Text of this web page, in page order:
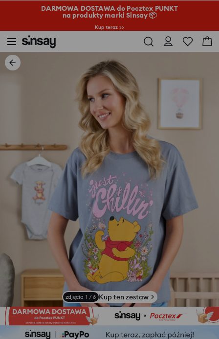
DARMOWA DOSTAWA do Pocztex PUNKT
na produkty marki Sinsay 📦
Kup teraz >>
zdjęcia 1 / 6 Kup ten zestaw